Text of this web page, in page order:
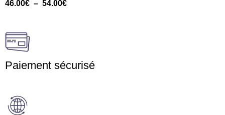
46.00€ – 54.00€
Paiement sécurisé